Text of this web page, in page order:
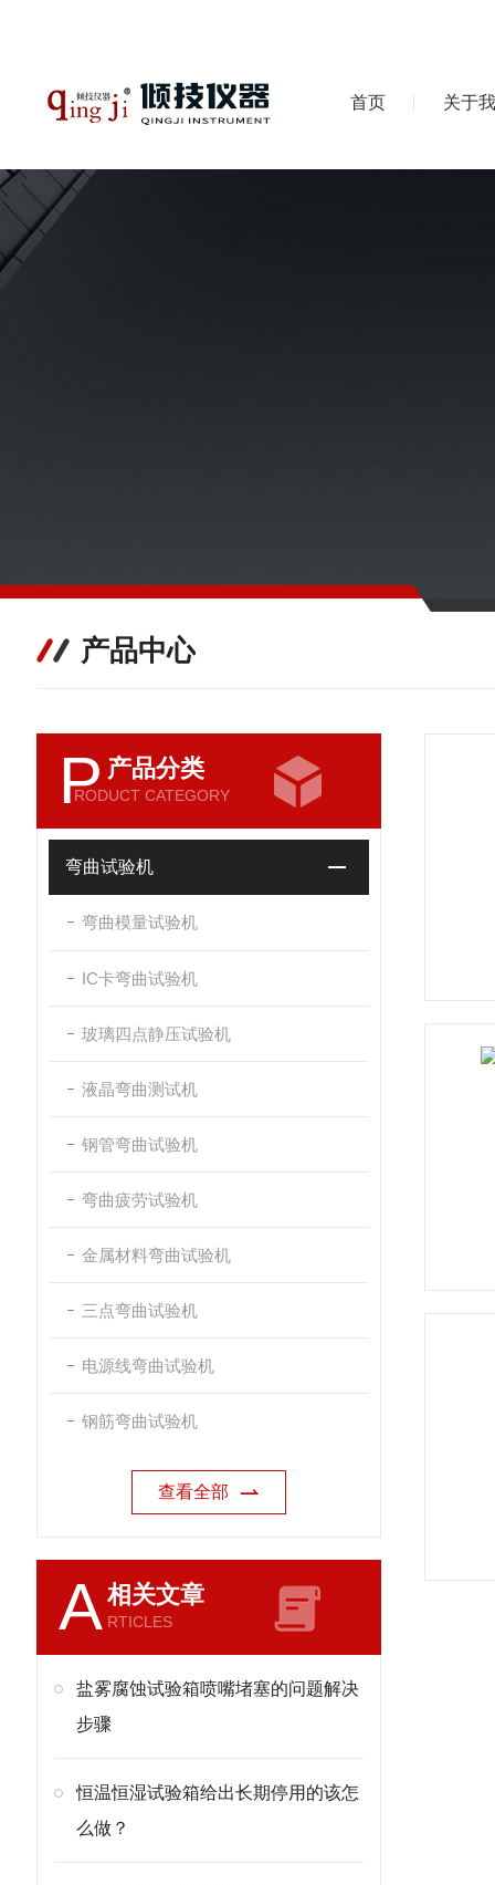
首页 关于
产品中心
P 产品分类
RODUCT CATEGORY
弯曲试验机
弯曲模量试验机
IC卡弯曲试验机
玻璃四点静压试验机
液晶弯曲测试机
钢管弯曲试验机
弯曲疲劳试验机
金属材料弯曲试验机
三点弯曲试验机
电源线弯曲试验机
钢筋弯曲试验机
查看全部
A相关文章
RTICLES
盐雾腐蚀试验箱喷嘴堵塞的问题解决
步骤
恒温恒湿试验箱给出长期停用的该怎
么做？